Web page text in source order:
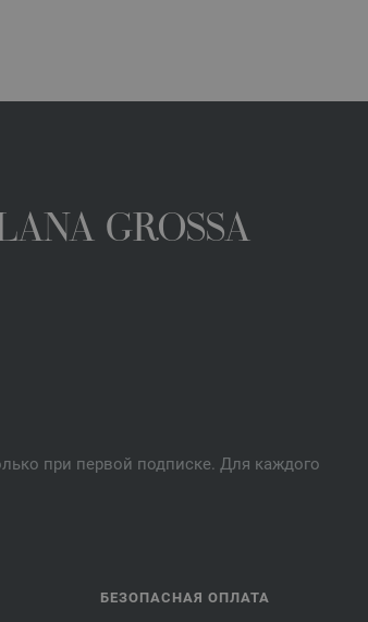
GROSSA
при первой подписке. Для каждого
БЕЗОПАСНАЯ ОПЛАТА